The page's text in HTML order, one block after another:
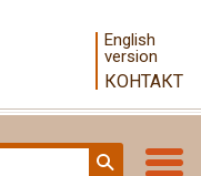
English
version
КОНТАКТ